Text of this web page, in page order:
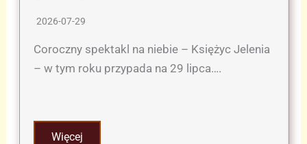
2026-07-29
Coroczny spektakl na niebie – Księżyc Jelenia
– w tym roku przypada na 29 lipca….
Więcej